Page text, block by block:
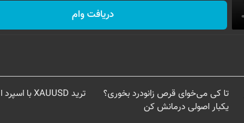
دریافت وام
تا کی می‌خوای قرص زانودرد بخوری؟
یکبار اصولی درمانش کن
ترید XAUUSD با اسپرد از صفر پیپ